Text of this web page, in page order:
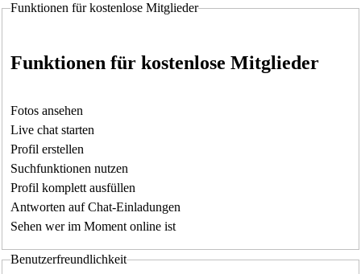
Funktionen für kostenlose Mitglieder
Funktionen für kostenlose Mitglieder
Fotos ansehen
Live chat starten
Profil erstellen
Suchfunktionen nutzen
Profil komplett ausfüllen
Antworten auf Chat-Einladungen
Sehen wer im Moment online ist
Benutzerfreundlichkeit